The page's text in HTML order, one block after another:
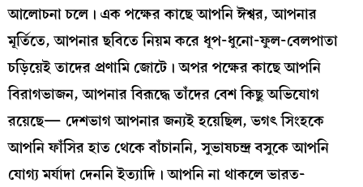
আলোচনা চলে। এক পক্ষের কাছে আপনি ঈশ্বর, আপনার
মূর্তিতে, আপনার ছবিতে নিয়ম করে ধূপ-ধুনো-ফুল-বেলপাতা
চড়িয়েই তাদের প্রণামি জোটে। অপর পক্ষের কাছে আপনি
বিরাগভাজন, আপনার বিরূদ্ধে তাঁদের বেশ কিছু অভিযোগ
রয়েছে— দেশভাগ আপনার জন্যই হয়েছিল, ভগৎ সিংহকে
আপনি ফাঁসির হাত থেকে বাঁচাননি, সুভাষচন্দ্র বসুকে আপনি
যোগ্য মর্যাদা দেননি ইত্যাদি। আপনি না থাকলে ভারত-